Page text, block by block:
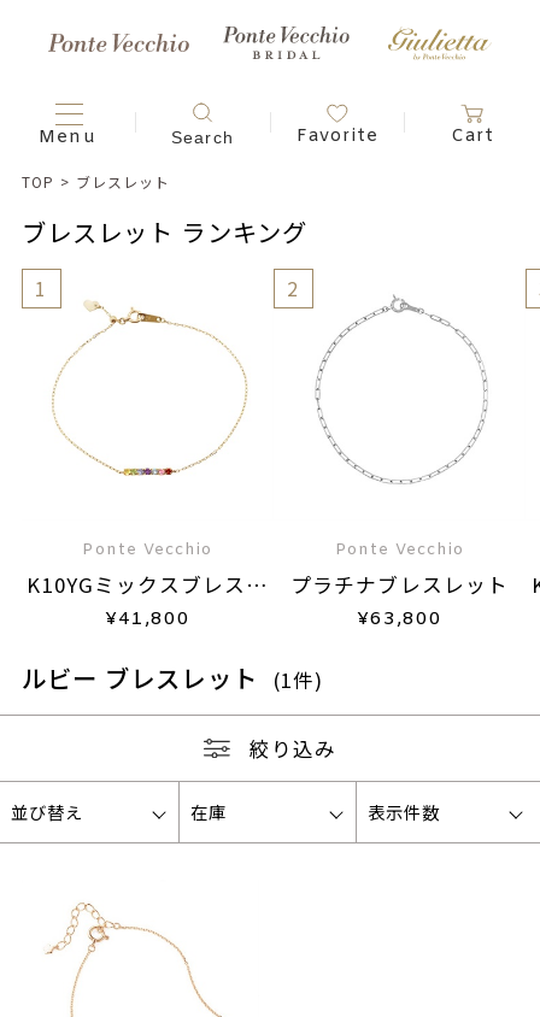
TOP > ブレスレット
ブレスレット ランキング
1
Ponte Vecchio
K10YGミックスブレスレ
ット
¥41,800
2
Ponte Vecchio
プラチナブレスレット
¥63,800
ルビー ブレスレット (1件)
絞り込み
並び替え 在庫 表示件数